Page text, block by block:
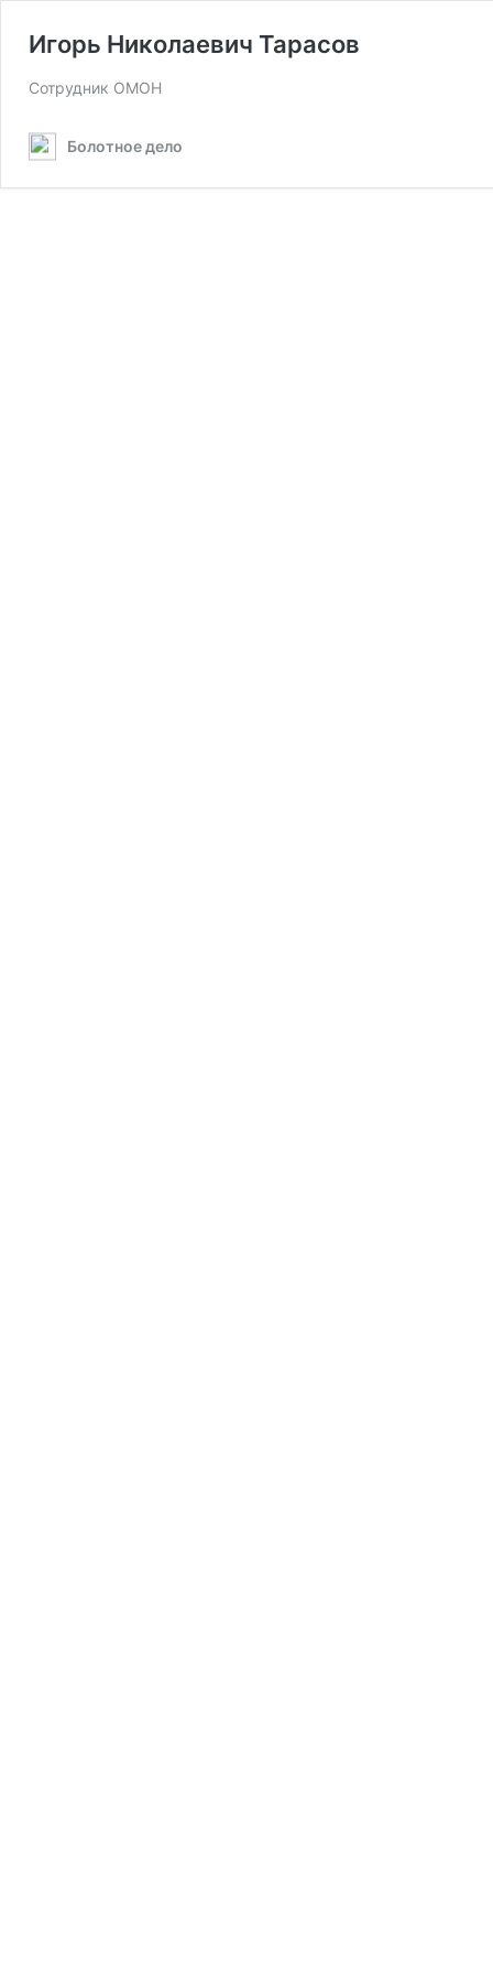
Игорь Николаевич Тарасов
Сотрудник ОМОН
Болотное дело